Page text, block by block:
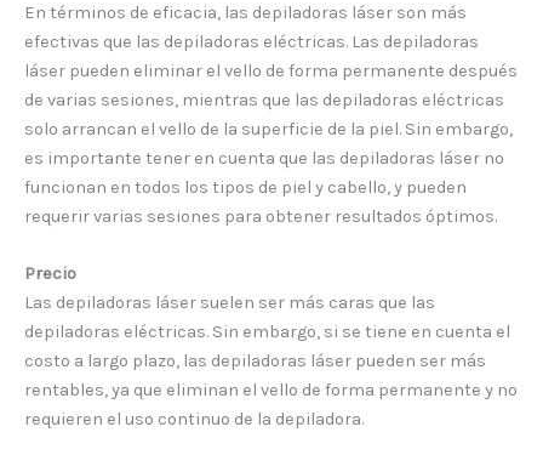
En términos de eficacia, las depiladoras láser son más
efectivas que las depiladoras eléctricas. Las depiladoras
láser pueden eliminar el vello de forma permanente después
de varias sesiones, mientras que las depiladoras eléctricas
solo arrancan el vello de la superficie de la piel. Sin embargo,
es importante tener en cuenta que las depiladoras láser no
funcionan en todos los tipos de piel y cabello, y pueden
requerir varias sesiones para obtener resultados óptimos.
Precio
Las depiladoras láser suelen ser más caras que las
depiladoras eléctricas. Sin embargo, si se tiene en cuenta el
costo a largo plazo, las depiladoras láser pueden ser más
rentables, ya que eliminan el vello de forma permanente y no
requieren el uso continuo de la depiladora.